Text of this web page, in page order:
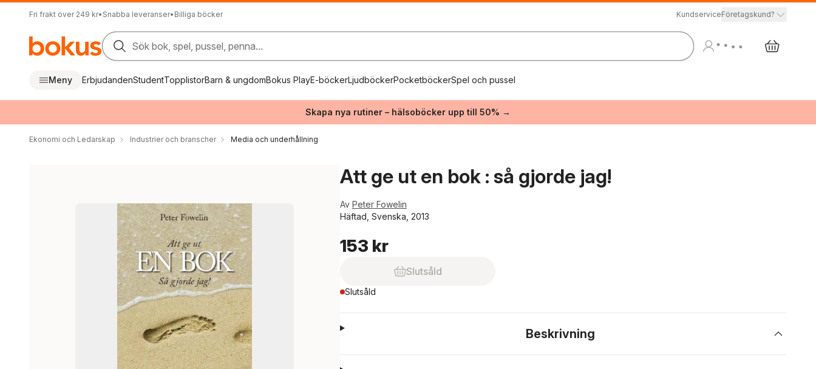
Fri frakt över 249 kr• Snabba leveranser• Billiga böcker KundserviceFöretagskund?
Sök bok, spel, pussel, penna...
Meny ErbjudandenStudentTopplistorBarn & ungdomBokus PlayE-böckerLjudböckerPocketböckerSpel och pussel
Skapa nya rutiner – hälsoböcker upp till 50% →
Ekonomi och Ledarskap Industrier och branscher Media och underhållning
Att ge ut en bok : så gjorde jag!
Av Peter Fowelin
Häftad, Svenska, 2013
153 kr
Slutsåld
Slutsåld
Beskrivning